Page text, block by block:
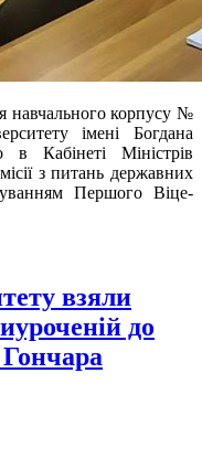
навчального корпусу №
імені Богдана
в Кабінеті Міністрів
з питань державних
Першого Віце-
взяли
до